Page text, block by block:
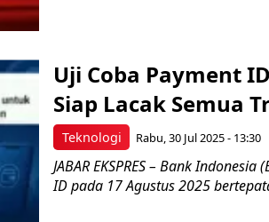
Teknologi
Uji Coba Payment
Siap Lacak Semua
Rabu, 30 Jul 2025 - 13:30
JABAR EKSPRES – Bank
ID pada 17 Agustus 2025